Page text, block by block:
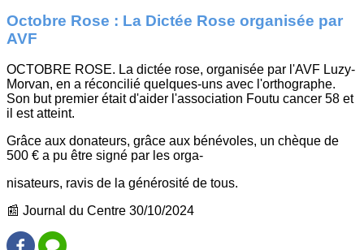
Octobre Rose : La Dictée Rose organisée par
AVF
OCTOBRE ROSE. La dictée rose, organisée par l'AVF Luzy-
Morvan, en a réconcilié quelques-uns avec l'orthographe.
Son but premier était d'aider l'association Foutu cancer 58 et
il est atteint.
Grâce aux donateurs, grâce aux bénévoles, un chèque de
500 € a pu être signé par les orga-
nisateurs, ravis de la générosité de tous.
📰 Journal du Centre 30/10/2024